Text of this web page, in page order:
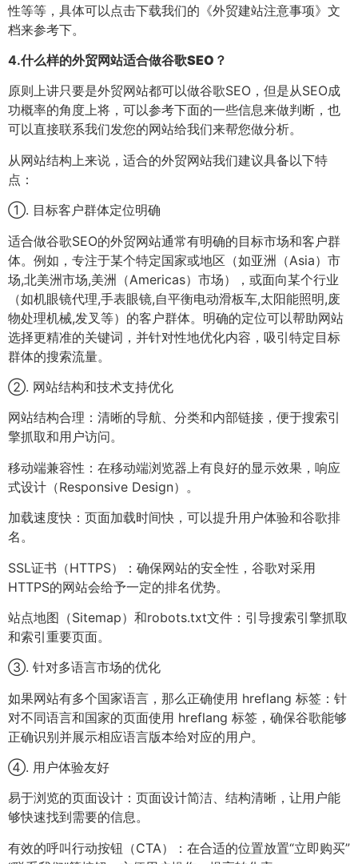
性等等，具体可以点击下载我们的《外贸建站注意事项》文
档来参考下。
4.什么样的外贸网站适合做谷歌SEO？
原则上讲只要是外贸网站都可以做谷歌SEO，但是从SEO成
功概率的角度上将，可以参考下面的一些信息来做判断，也
可以直接联系我们发您的网站给我们来帮您做分析。
从网站结构上来说，适合的外贸网站我们建议具备以下特
点：
①. 目标客户群体定位明确
适合做谷歌SEO的外贸网站通常有明确的目标市场和客户群
体。例如，专注于某个特定国家或地区（如亚洲（Asia）市
场,北美洲市场,美洲（Americas）市场），或面向某个行业
（如机眼镜代理,手表眼镜,自平衡电动滑板车,太阳能照明,废
物处理机械,发叉等）的客户群体。明确的定位可以帮助网站
选择更精准的关键词，并针对性地优化内容，吸引特定目标
群体的搜索流量。
②. 网站结构和技术支持优化
网站结构合理：清晰的导航、分类和内部链接，便于搜索引
擎抓取和用户访问。
移动端兼容性：在移动端浏览器上有良好的显示效果，响应
式设计（Responsive Design）。
加载速度快：页面加载时间快，可以提升用户体验和谷歌排
名。
SSL证书（HTTPS）：确保网站的安全性，谷歌对采用
HTTPS的网站会给予一定的排名优势。
站点地图（Sitemap）和robots.txt文件：引导搜索引擎抓取
和索引重要页面。
③. 针对多语言市场的优化
如果网站有多个国家语言，那么正确使用 hreflang 标签：针
对不同语言和国家的页面使用 hreflang 标签，确保谷歌能够
正确识别并展示相应语言版本给对应的用户。
④. 用户体验友好
易于浏览的页面设计：页面设计简洁、结构清晰，让用户能
够快速找到需要的信息。
有效的呼叫行动按钮（CTA）：在合适的位置放置“立即购买”